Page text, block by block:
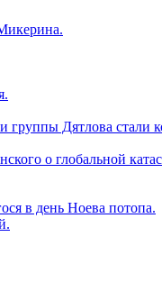
Дятлова стали
о глобальной
в день Ноева потопа.